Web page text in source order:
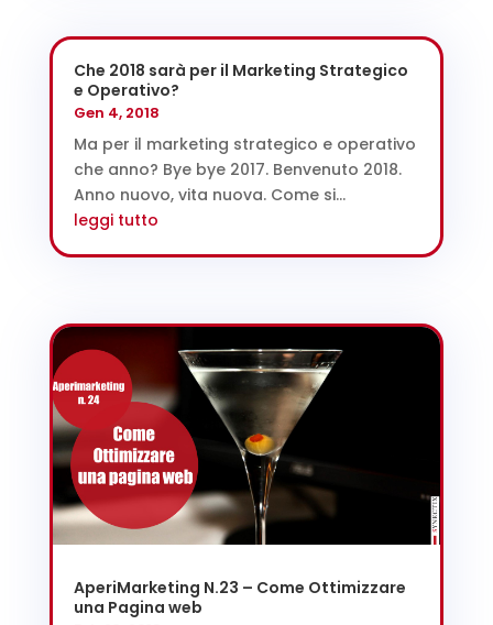
Che 2018 sarà per il Marketing Strategico
e Operativo?
Gen 4, 2018
Ma per il marketing strategico e operativo
che anno? Bye bye 2017. Benvenuto 2018.
Anno nuovo, vita nuova. Come si...
leggi tutto
AperiMarketing N.23 – Come Ottimizzare
una Pagina web